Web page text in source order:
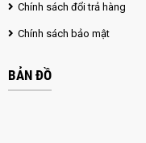
Chính sách đổi trả hàng
Chính sách bảo mật
BẢN ĐỒ